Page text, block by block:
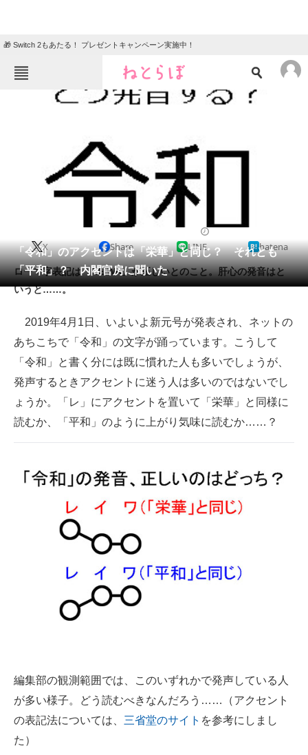
🎁 Switch 2もあたる！ プレゼントキャンペーン実施中！
ねとらぼメニュー
教育・育児
リサーチ
会員記事
メディア
ITの今と未来を見通す
スマホと通信の最新トレンド
進化するPCとデバイスの未来
好きが集まる 比べて選べる
AI活用のいまが分かる
企業ITのトレンドを詳説
経営リーダーのコミュニティ
マーケ×ITの今がよく分かる
ITエンジニア向け専門サイト
製造業のIT導入・活用を支援
モノづくり技術者専門サイト
「令和」のアクセントは「栄華」と同じ？ それとも
「平和」？ 内閣官房に聞いた
X Share LINE hatena
ローマ字表記は「REIWA」が正しいとのこと。肝心の発音はと
いうと……。
2019年4月1日、いよいよ新元号が発表され、ネットの
あちこちで「令和」の文字が踊っています。こうして
「令和」と書く分には既に慣れた人も多いでしょうが、
発声するときアクセントに迷う人は多いのではないでし
ょうか。「レ」にアクセントを置いて「栄華」と同様に
読むか、「平和」のように上がり気味に読むか……？
編集部の観測範囲では、このいずれかで発声している人
が多い様子。どう読むべきなんだろう……（アクセント
の表記法については、 三省堂のサイト を参考にしまし
た）